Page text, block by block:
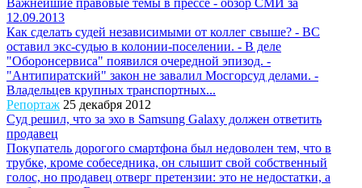
Важнейшие правовые темы в прессе - обзор СМИ за
12.09.2013
Как сделать судей независимыми от коллег свыше? - ВС
оставил экс-судью в колонии-поселении. - В деле
"Оборонсервиса" появился очередной эпизод. -
"Антипиратский" закон не завалил Мосгорсуд делами. -
Владельцев крупных транспортных...
Репортаж 25 декабря 2012
Суд решил, что за эхо в Samsung Galaxy должен ответить
продавец
Покупатель дорогого смартфона был недоволен тем, что в
трубке, кроме собеседника, он слышит свой собственный
голос, но продавец отверг претензии: это не недостатки, а